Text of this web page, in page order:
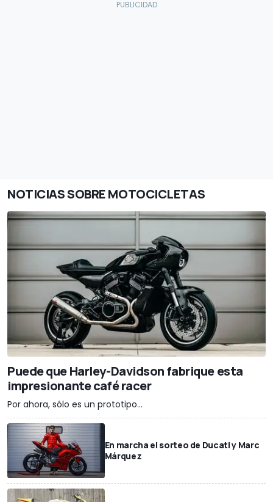
NOTICIAS SOBRE MOTOCICLETAS
Puede que Harley-Davidson fabrique esta
impresionante café racer
Por ahora, sólo es un prototipo...
En marcha el sorteo de Ducati y Marc
Márquez